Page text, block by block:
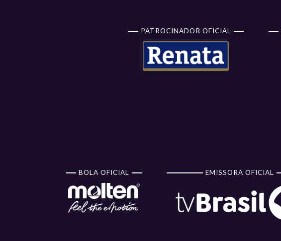
PATROCINADOR OFICIAL
BOLA OFICIAL EMISSORA OFICIAL